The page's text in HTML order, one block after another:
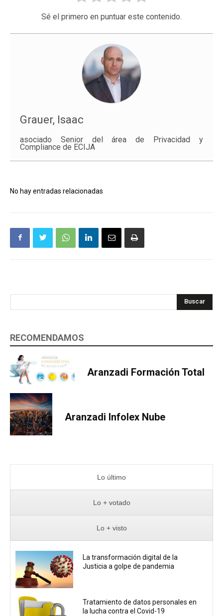
Sé el primero en puntuar este contenido.
Grauer, Isaac
asociado Senior del área de Privacidad y
Compliance de ECIJA
No hay entradas relacionadas
Buscar
RECOMENDAMOS
Aranzadi Formación Total
Aranzadi Infolex Nube
Lo último
Lo + votado
Lo + visto
La transformación digital de la
Justicia a golpe de pandemia
Tratamiento de datos personales en
la lucha contra el Covid-19